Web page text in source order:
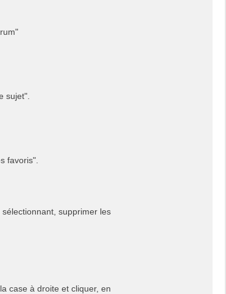
sujet".
favoris".
supprimer les
case à droite et cliquer, en